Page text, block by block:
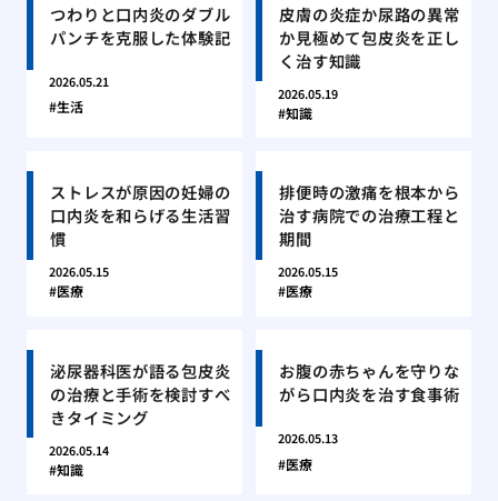
つわりと口内炎のダブル
パンチを克服した体験記
2026.05.21
生活
皮膚の炎症か尿路の異常
か見極めて包皮炎を正し
く治す知識
2026.05.19
知識
ストレスが原因の妊婦の
口内炎を和らげる生活習
慣
2026.05.15
医療
排便時の激痛を根本から
治す病院での治療工程と
期間
2026.05.15
医療
泌尿器科医が語る包皮炎
の治療と手術を検討すべ
きタイミング
2026.05.14
知識
お腹の赤ちゃんを守りな
がら口内炎を治す食事術
2026.05.13
医療